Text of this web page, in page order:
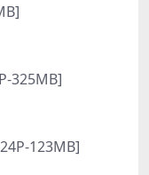
325MB]
123MB]